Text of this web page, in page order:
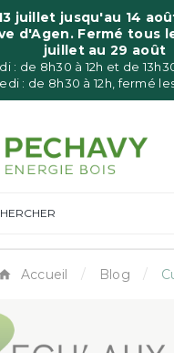
des cookies
juillet jusqu'au 14
d'Agen. Fermé tous
juillet au 29 août
: de 8h30 à 12h et de
: de 8h30 à 12h, fermé
Accueil Blog